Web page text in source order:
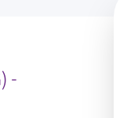
-